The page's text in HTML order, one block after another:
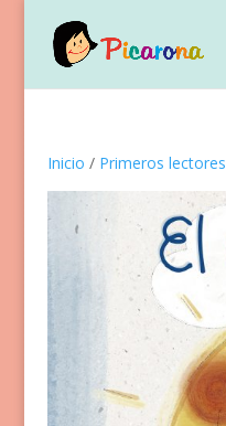
Inicio / Primeros lectores